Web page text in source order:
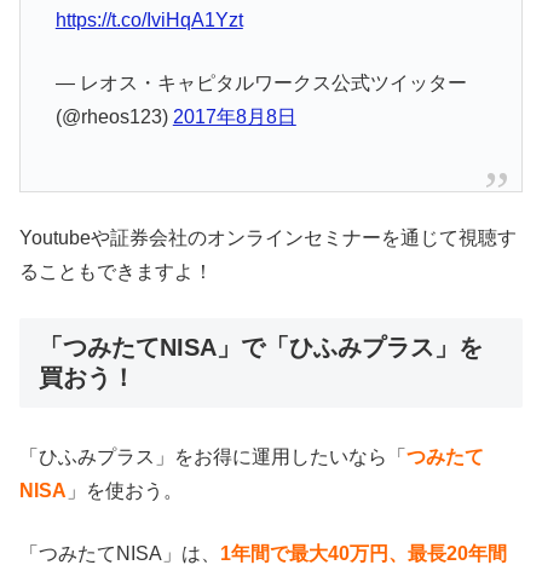
https://t.co/IviHqA1Yzt
— レオス・キャピタルワークス公式ツイッター
(@rheos123) 2017年8月8日
Youtubeや証券会社のオンラインセミナーを通じて視聴す
ることもできますよ！
「つみたてNISA」で「ひふみプラス」を
買おう！
「ひふみプラス」をお得に運用したいなら「 つみたて
NISA 」を使おう。
「つみたてNISA」は、 1年間で最大40万円、最長20年間